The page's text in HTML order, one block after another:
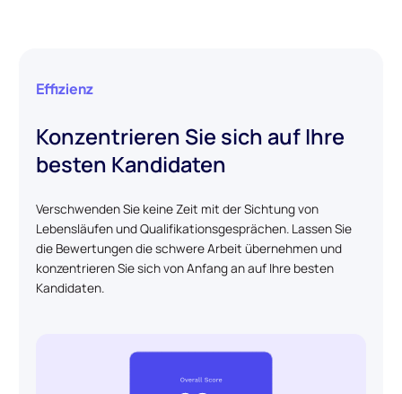
Effizienz
Konzentrieren Sie sich auf Ihre
besten Kandidaten
Verschwenden Sie keine Zeit mit der Sichtung von
Lebensläufen und Qualifikationsgesprächen. Lassen Sie
die Bewertungen die schwere Arbeit übernehmen und
konzentrieren Sie sich von Anfang an auf Ihre besten
Kandidaten.